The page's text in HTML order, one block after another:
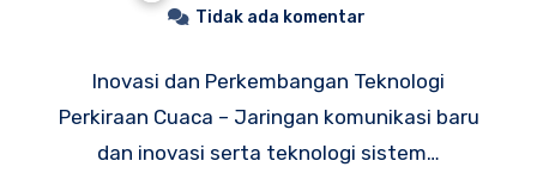
Tidak ada komentar
Inovasi dan Perkembangan Teknologi
Perkiraan Cuaca – Jaringan komunikasi baru
dan inovasi serta teknologi sistem…